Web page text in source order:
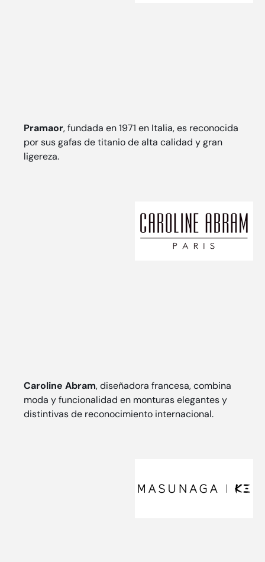
Pramaor, fundada en 1971 en Italia, es reconocida
por sus gafas de titanio de alta calidad y gran
ligereza.
Caroline Abram, diseñadora francesa, combina
moda y funcionalidad en monturas elegantes y
distintivas de reconocimiento internacional.